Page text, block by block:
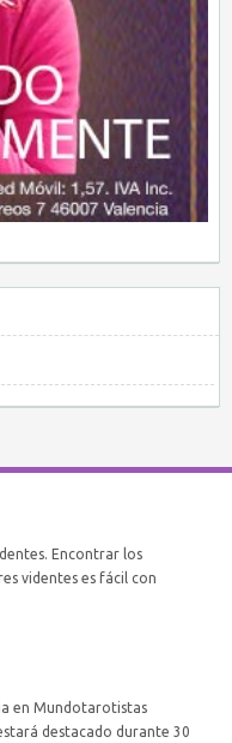
Encontrar los
videntes es fácil con
en Mundotarotistas
destacado durante 30